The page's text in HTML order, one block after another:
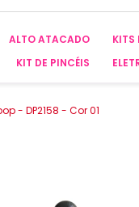
ALTO ATACADO KITS
KIT DE PINCÉIS
- DP2158 - Cor 01